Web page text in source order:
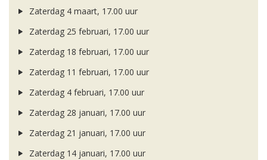
Zaterdag 4 maart, 17.00 uur
Zaterdag 25 februari, 17.00 uur
Zaterdag 18 februari, 17.00 uur
Zaterdag 11 februari, 17.00 uur
Zaterdag 4 februari, 17.00 uur
Zaterdag 28 januari, 17.00 uur
Zaterdag 21 januari, 17.00 uur
Zaterdag 14 januari, 17.00 uur